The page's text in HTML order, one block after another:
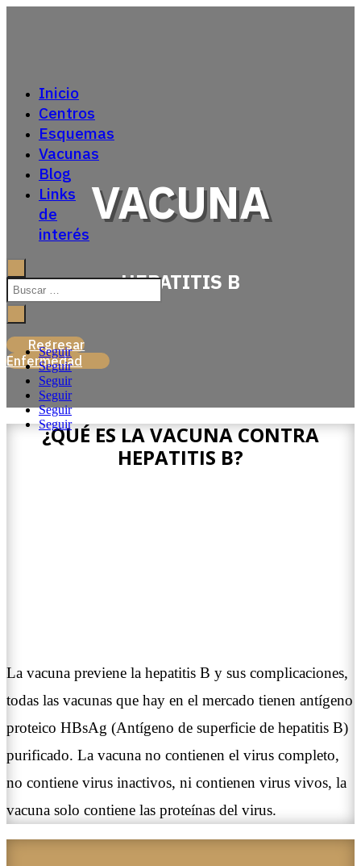
Inicio
Centros
Esquemas
Vacunas
Blog
Links
de
interés
Seguir
Seguir
Seguir
Seguir
Seguir
Seguir
VACUNA
HEPATITIS B
Regresar
Enfermedad
¿QUÉ ES LA VACUNA CONTRA
HEPATITIS B?
La vacuna previene la hepatitis B y sus complicaciones,
todas las vacunas que hay en el mercado tienen antígeno
proteico HBsAg (Antígeno de superficie de hepatitis B)
purificado. La vacuna no contienen el virus completo,
no contiene virus inactivos, ni contienen virus vivos, la
vacuna solo contiene las proteínas del virus.